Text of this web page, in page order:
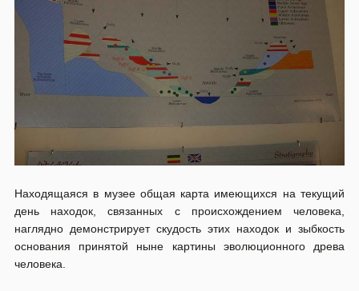
Находящаяся в музее общая карта имеющихся на текущий
день находок, связанных с происхождением человека,
наглядно демонстрирует скудость этих находок и зыбкость
основания принятой ныне картины эволюционного древа
человека.